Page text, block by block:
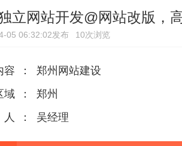
立网站开发@网站改版，
05 06:32:02发布 10次浏览
容 ：
郑州网站建设
域
：
郑州
： 吴经理